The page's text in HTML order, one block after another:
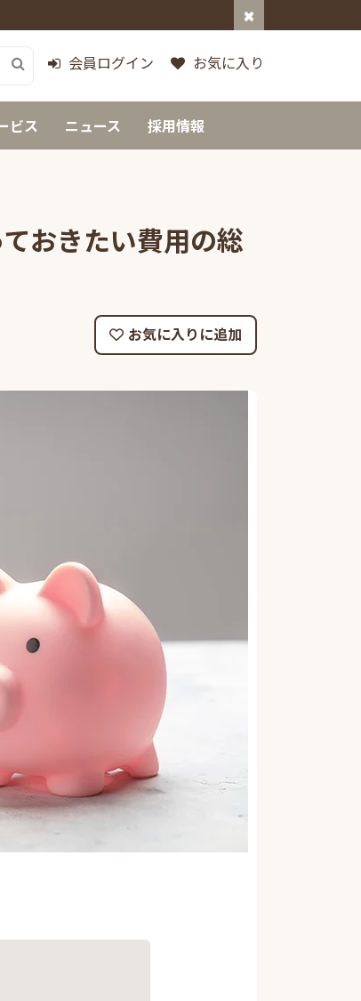
会員ログイン お気に入り
ビス ニュース 採用情報
おきたい費用の総
お気に入りに追加